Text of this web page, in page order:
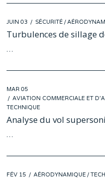
POSTED
ON
JUIN 03 MAI
30
SÉCURITÉ /
Turbulences de sillage
…
POSTED
ON
MAR 05
19
AVIATION COMMERCIALE ET
TECHNIQUE
Analyse du vol
…
POSTED
FÉV 15 FÉVAÉRODYNAMIQUE /